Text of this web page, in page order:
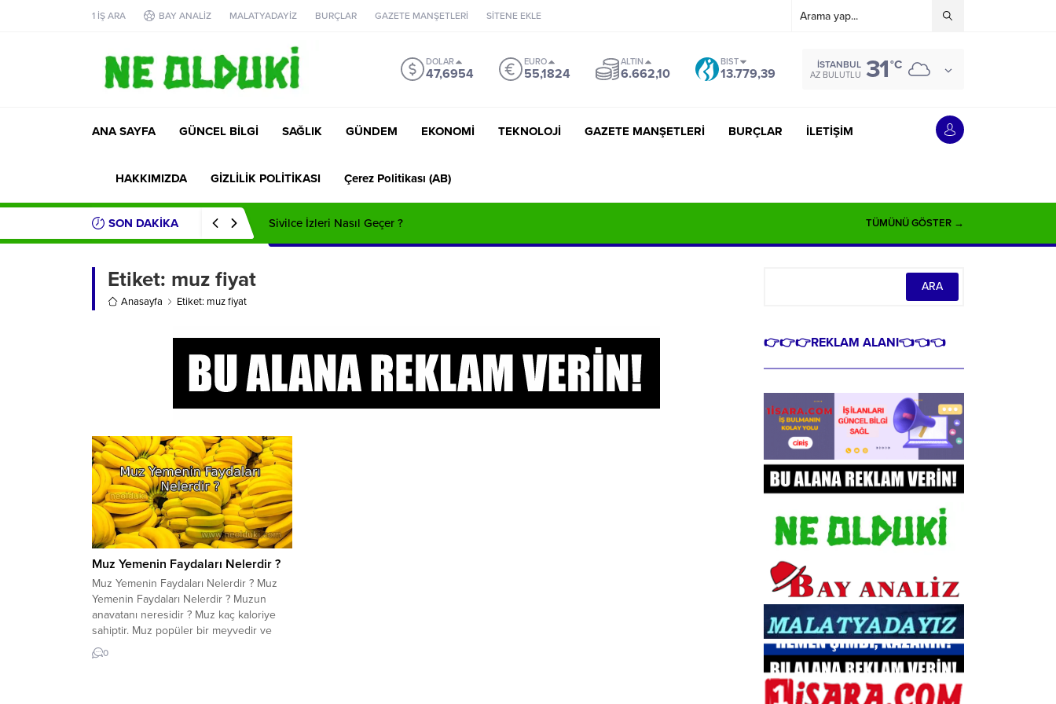
1 İŞ ARA BAY ANALİZ MALATYADAYİZ BURÇLAR GAZETE MANŞETLERİ SİTENE EKLE
DOLAR
47,6954
EURO
55,1824
ALTIN
6.662,10
BIST
13.779,39
İSTANBUL
AZ BULUTLU 31°C
ANA SAYFA GÜNCEL BİLGİ SAĞLIK GÜNDEM EKONOMİ TEKNOLOJİ GAZETE MANŞETLERİ BURÇLAR İLETİŞİM
HAKKIMIZDA GİZLİLİK POLİTİKASI Çerez Politikası (AB)
SON DAKİKA Sivilce İzleri Nasıl Geçer ? TÜMÜNÜ GÖSTER →
Etiket: muz fiyat
Anasayfa Etiket: muz fiyat
Muz Yemenin Faydaları Nelerdir ?
Muz Yemenin Faydaları Nelerdir ? Muz
Yemenin Faydaları Nelerdir ? Muzun
anavatanı neresidir ? Muz kaç kaloriye
sahiptir. Muz popüler bir meyvedir ve
birçok diyette temel gıda maddesidir.
Aynı zamanda harika bir diyet lifi
0
👉👉👉REKLAM ALANI👈👈👈